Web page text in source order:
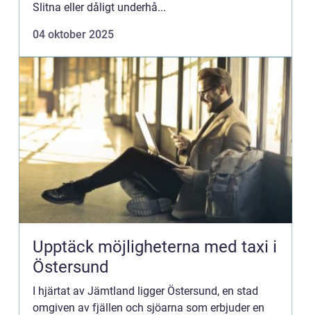
Slitna eller dåligt underhå...
04 oktober 2025
Upptäck möjligheterna med taxi i
Östersund
I hjärtat av Jämtland ligger Östersund, en stad
omgiven av fjällen och sjöarna som erbjuder en